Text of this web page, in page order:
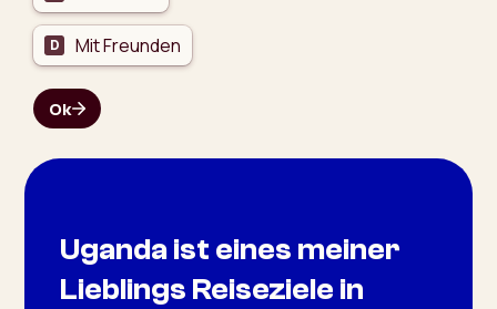
Uganda ist eines meiner
Lieblings Reiseziele in